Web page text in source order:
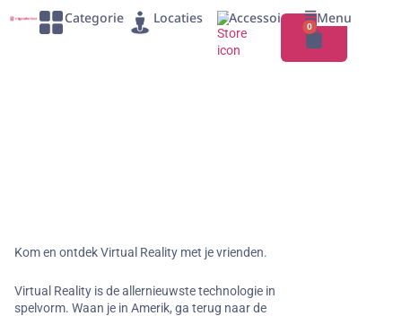
Categorie Locaties Accessoires
0
Menu
Kom en ontdek Virtual Reality met je vrienden.
Virtual Reality is de allernieuwste technologie in
spelvorm. Waan je in Amerik, ga terug naar de